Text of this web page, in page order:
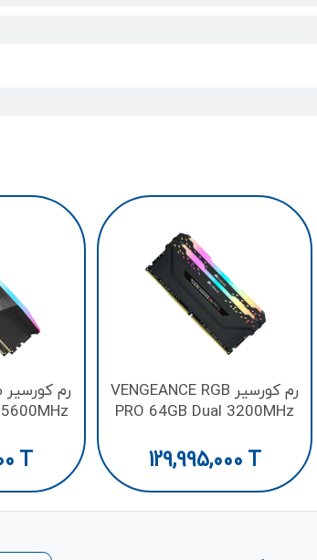
رم کورسیر VENGEANCE RGB
PRO 64GB Dual 3200MHz
129,995,000 T
T